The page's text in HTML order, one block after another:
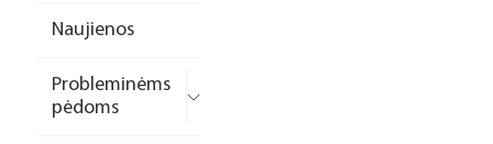
Naujienos
Probleminėms
pėdoms